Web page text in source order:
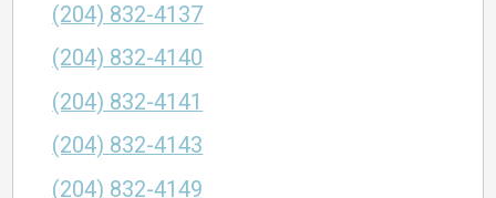
(204) 832-4137
(204) 832-4140
(204) 832-4141
(204) 832-4143
(204) 832-4149